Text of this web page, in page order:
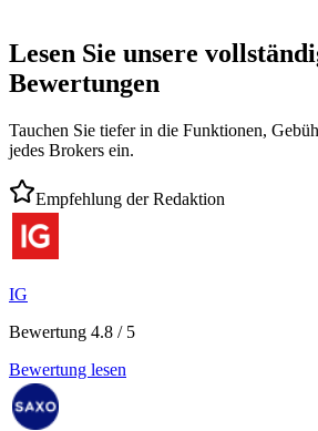
Lesen Sie unsere
Bewertungen
Tauchen Sie tiefer in die Funktionen,
jedes Brokers ein.
Empfehlung der Redaktion
IG
Bewertung 4.8 / 5
Bewertung lesen